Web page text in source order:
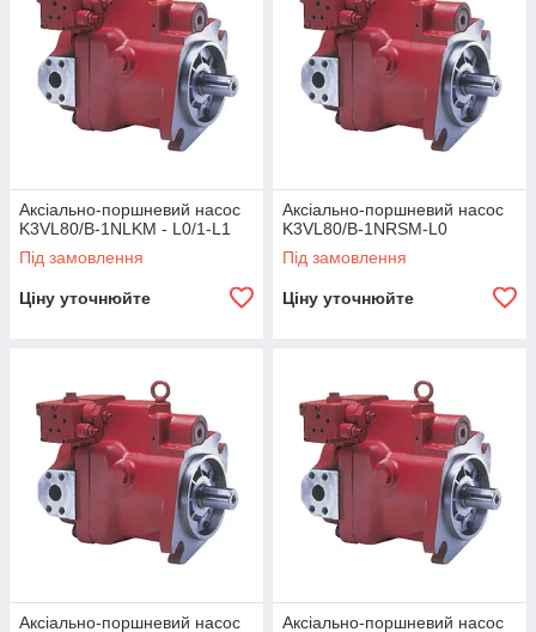
Аксіально-поршневий насос
K3VL80/B-1NLKM - L0/1-L1
Під замовлення
Ціну уточнюйте
Аксіально-поршневий насос
K3VL80/B-1NRSM-L0
Під замовлення
Ціну уточнюйте
Аксіально-поршневий насос
Аксіально-поршневий насос